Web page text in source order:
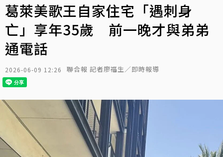
葛萊美歌王自家住宅「遇刺身
亡」享年35歲 前一晚才與弟弟
通電話
2026-06-09 12:26 聯合報 記者廖福生／即時報導